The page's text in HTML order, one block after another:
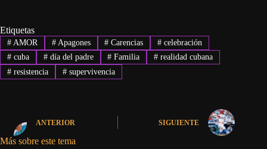
Etiquetas
#AMOR #Apagones # Carencias # celebración
#cuba #día del padre # Familia # realidad cubana
#resistencia #supervivencia
ANTERIOR SIGUIENTE
Más sobre este tema